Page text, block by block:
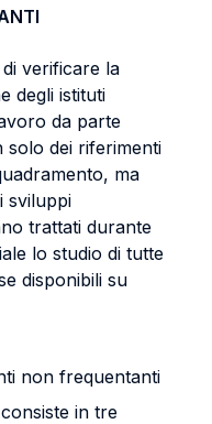
verificare la
degli istituti
da parte
solo dei riferimenti
ma
sviluppi
trattati durante
lo studio di tutte
disponibili su
non frequentanti
in tre